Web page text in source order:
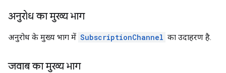
अनुरोध का मुख्य भाग
अनुरोध के मुख्य भाग में SubscriptionChannel का उदाहरण है.
जवाब का मुख्य भाग